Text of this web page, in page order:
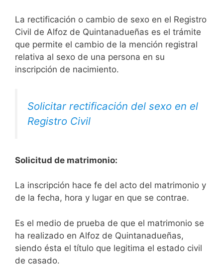
La rectificación o cambio de sexo en el Registro
Civil de Alfoz de Quintanadueñas es el trámite
que permite el cambio de la mención registral
relativa al sexo de una persona en su
inscripción de nacimiento.
Solicitar rectificación del sexo en el
Registro Civil
Solicitud de matrimonio:
La inscripción hace fe del acto del matrimonio y
de la fecha, hora y lugar en que se contrae.
Es el medio de prueba de que el matrimonio se
ha realizado en Alfoz de Quintanadueñas,
siendo ésta el título que legitima el estado civil
de casado.